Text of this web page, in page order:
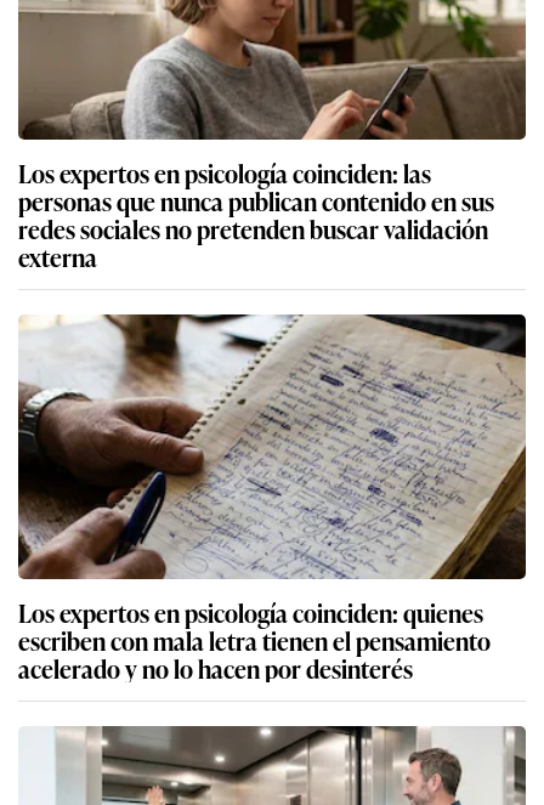
Los expertos en psicología coinciden: las
personas que nunca publican contenido en sus
redes sociales no pretenden buscar validación
externa
Los expertos en psicología coinciden: quienes
escriben con mala letra tienen el pensamiento
acelerado y no lo hacen por desinterés